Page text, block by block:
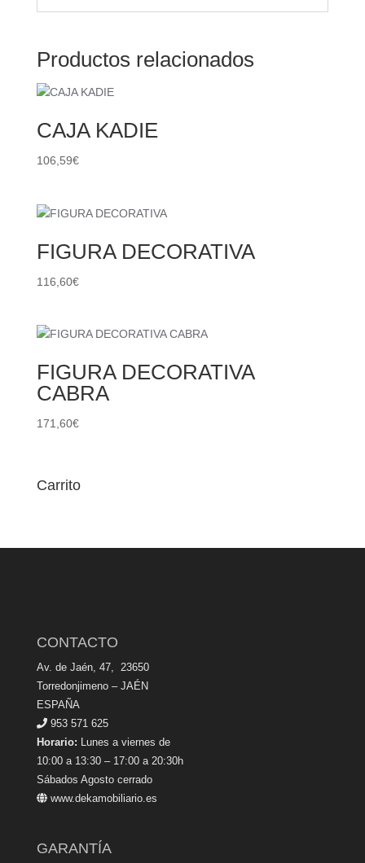
Productos relacionados
CAJA KADIE
106,59€
FIGURA DECORATIVA
116,60€
FIGURA DECORATIVA
CABRA
171,60€
Carrito
CONTACTO
Av. de Jaén, 47, 23650
Torredonjimeno – JAÉN
ESPAÑA
953 571 625
Horario: Lunes a viernes de
10:00 a 13:30 – 17:00 a 20:30h
Sábados Agosto cerrado
www.dekamobiliario.es
GARANTÍA